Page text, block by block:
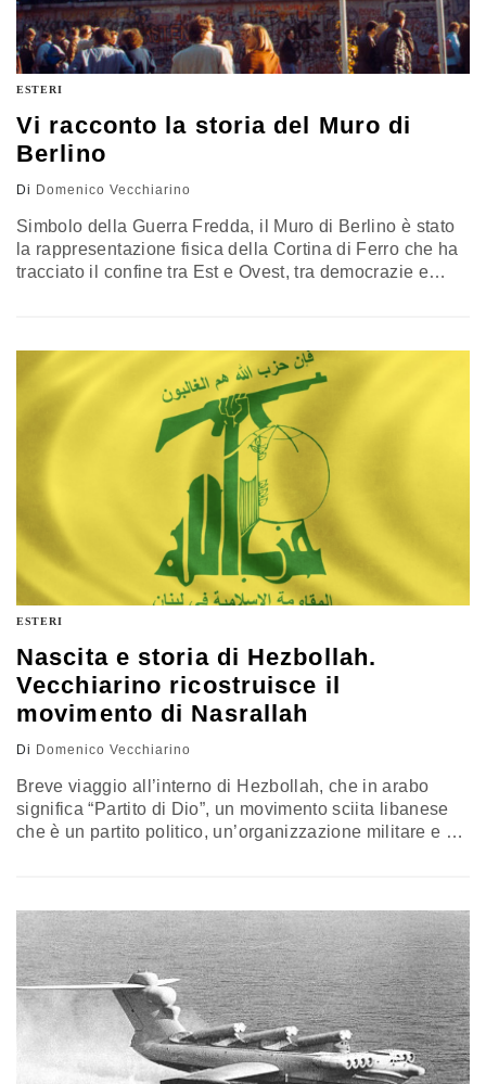
ESTERI
Vi racconto la storia del Muro di
Berlino
Di Domenico Vecchiarino
Simbolo della Guerra Fredda, il Muro di Berlino è stato
la rappresentazione fisica della Cortina di Ferro che ha
tracciato il confine tra Est e Ovest, tra democrazie e
ESTERI
Nascita e storia di Hezbollah.
Vecchiarino ricostruisce il
movimento di Nasrallah
Di Domenico Vecchiarino
Breve viaggio all’interno di Hezbollah, che in arabo
significa “Partito di Dio”, un movimento sciita libanese
che è un partito politico, un’organizzazione militare e un